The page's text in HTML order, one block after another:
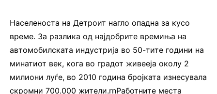
Населеноста на Детроит нагло опадна за кусо
време. За разлика од најдобрите времиња на
автомобилската индустрија во 50-тите години на
минатиот век, кога во градот живееја околу 2
милиони луѓе, во 2010 година бројката изнесувала
скромни 700.000 жители.rnРаботните места